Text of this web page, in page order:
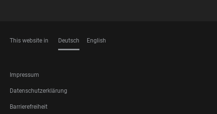
This website in Deutsch English
FOOTER
LEGAL
Impressum
Datenschutzerklärung
Barrierefreiheit